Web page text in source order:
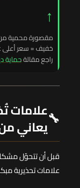
↑
مقصورة محمية من
خفيف = سعر أعلى
راجع مقالةحماية
🔧علامات
يعاني
قبل أن تتحوّل
علامات تحذيرية